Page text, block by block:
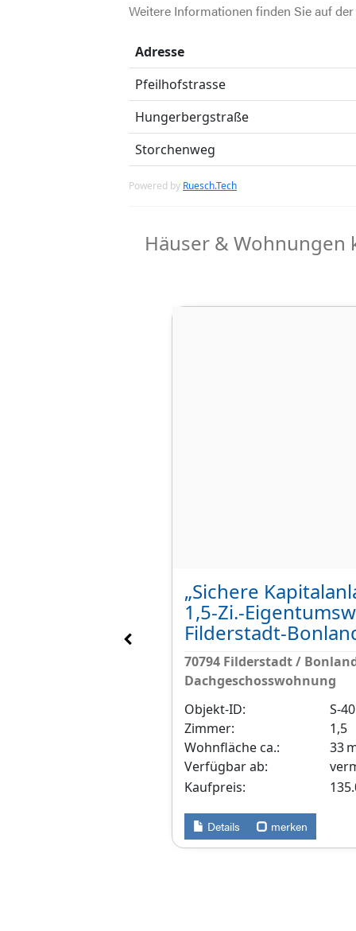
Weitere Informationen finden Sie auf der
Adresse
Pfeilhofstrasse
Hungerbergstraße
Storchenweg
Powered by Ruesch.Tech
Häuser &
„Sichere
1,5-Zi.-
Filderstadt-
70794 Filderstadt /
Dachgeschosswohnung
Objekt-ID:
S-
Zimmer:
1,5
Wohnfläche ca.:
33
Verfügbar ab:
Kaufpreis:
Details merken